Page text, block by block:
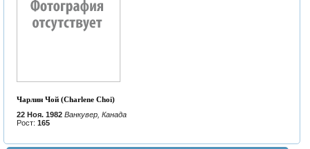
Чарлин Чой (Charlene Choi)
22 Ноя. 1982 Ванкувер, Канада
Рост: 165